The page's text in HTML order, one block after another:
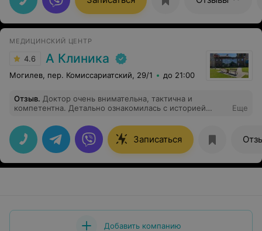
МЕДИЦИНСКИЙ ЦЕНТР
4.6 А Клиника
Могилев, пер. Комиссариатский, 29/1 до 21:00
Отзыв. Доктор очень внимательна, тактична и
компетентна. Детально ознакомилась с историей
объяснила, назначила лечение. Результатами
консультации осталась более чем довольна.
Рекомендую этого доктора! Спасибо
Еще
Записаться
Добавить компанию